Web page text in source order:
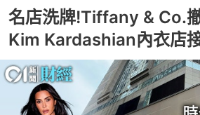
名店洗牌!Tiffany & Co.
Kim Kardashian內衣店